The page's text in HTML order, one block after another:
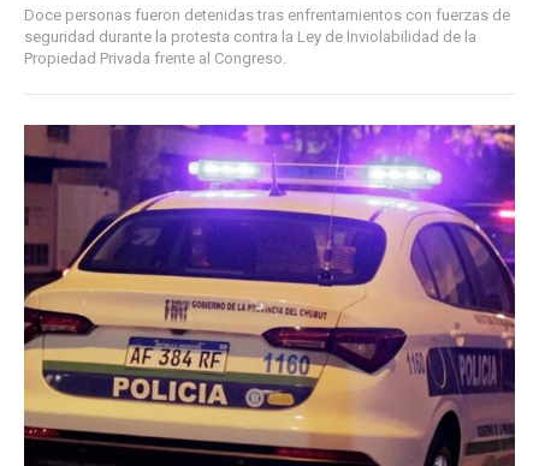
Doce personas fueron detenidas tras enfrentamientos con fuerzas de
seguridad durante la protesta contra la Ley de Inviolabilidad de la
Propiedad Privada frente al Congreso.